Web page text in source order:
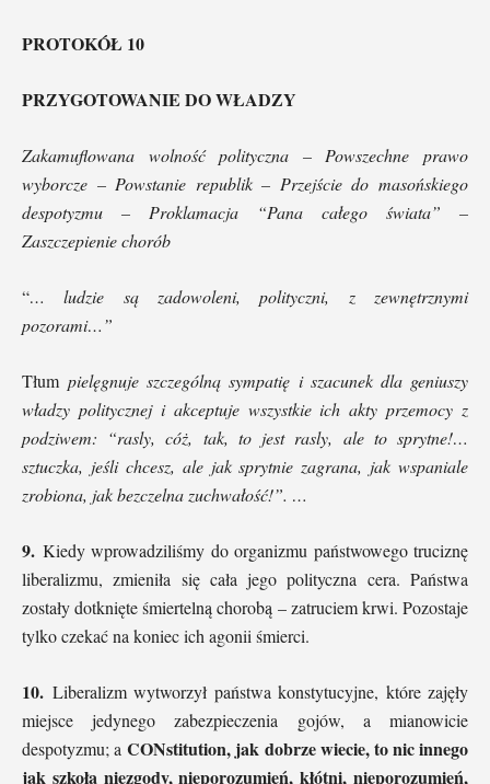
PROTOKÓŁ 10
PRZYGOTOWANIE DO WŁADZY
Zakamuflowana wolność polityczna – Powszechne prawo
wyborcze – Powstanie republik – Przejście do masońskiego
despotyzmu – Proklamacja “Pana całego świata” –
Zaszczepienie chorób
“… ludzie są zadowoleni, polityczni, z zewnętrznymi
pozorami…”
Tłumpielęgnuje szczególną sympatię i szacunek dla geniuszy
władzy politycznej i akceptuje wszystkie ich akty przemocy z
podziwem: “rasly, cóż, tak, to jest rasly, ale to sprytne!…
sztuczka, jeśli chcesz, ale jak sprytnie zagrana, jak wspaniale
zrobiona, jak bezczelna zuchwałość!”. …
9. Kiedy wprowadziliśmy do organizmu państwowego truciznę
liberalizmu, zmieniła się cała jego polityczna cera. Państwa
zostały dotknięte śmiertelną chorobą – zatruciem krwi. Pozostaje
tylko czekać na koniec ich agonii śmierci.
10. Liberalizm wytworzył państwa konstytucyjne, które zajęły
miejsce jedynego zabezpieczenia gojów, a mianowicie
despotyzmu; aCONstitution, jak dobrze wiecie, to nic innego
jak szkoła niezgody, nieporozumień, kłótni, nieporozumień,